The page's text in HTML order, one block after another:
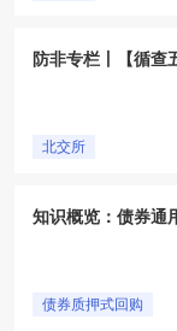
北交所
知识概览：债券通
债券质押式回购